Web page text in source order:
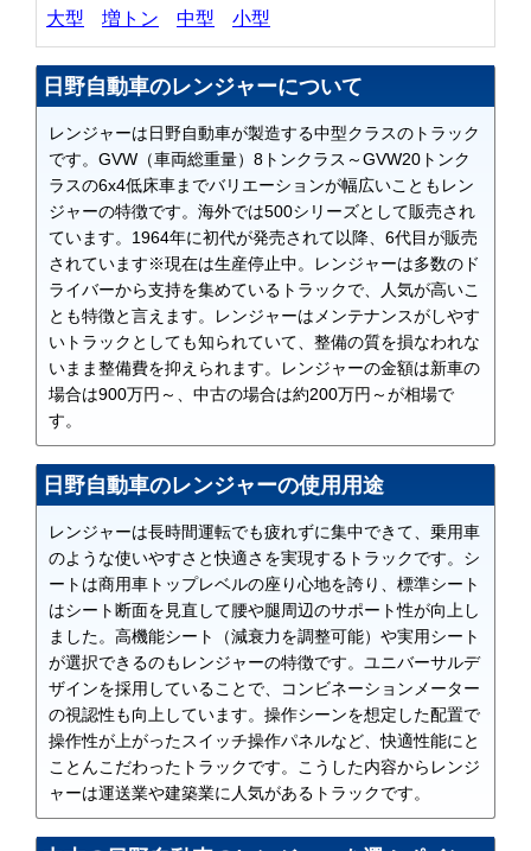
大型 増トン 中型 小型
日野自動車のレンジャーについて
レンジャーは日野自動車が製造する中型クラスのトラック
です。GVW（車両総重量）8トンクラス～GVW20トンク
ラスの6x4低床車までバリエーションが幅広いこともレン
ジャーの特徴です。海外では500シリーズとして販売され
ています。1964年に初代が発売されて以降、6代目が販売
されています※現在は生産停止中。レンジャーは多数のド
ライバーから支持を集めているトラックで、人気が高いこ
とも特徴と言えます。レンジャーはメンテナンスがしやす
いトラックとしても知られていて、整備の質を損なわれな
いまま整備費を抑えられます。レンジャーの金額は新車の
場合は900万円～、中古の場合は約200万円～が相場で
す。
日野自動車のレンジャーの使用用途
レンジャーは長時間運転でも疲れずに集中できて、乗用車
のような使いやすさと快適さを実現するトラックです。シ
ートは商用車トップレベルの座り心地を誇り、標準シート
はシート断面を見直して腰や腿周辺のサポート性が向上し
ました。高機能シート（減衰力を調整可能）や実用シート
が選択できるのもレンジャーの特徴です。ユニバーサルデ
ザインを採用していることで、コンビネーションメーター
の視認性も向上しています。操作シーンを想定した配置で
操作性が上がったスイッチ操作パネルなど、快適性能にと
ことんこだわったトラックです。こうした内容からレンジ
ャーは運送業や建築業に人気があるトラックです。